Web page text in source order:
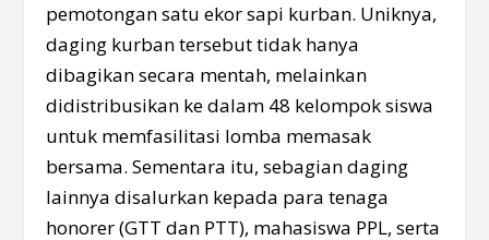
pemotongan satu ekor sapi kurban. Uniknya,
daging kurban tersebut tidak hanya
dibagikan secara mentah, melainkan
didistribusikan ke dalam 48 kelompok siswa
untuk memfasilitasi lomba memasak
bersama. Sementara itu, sebagian daging
lainnya disalurkan kepada para tenaga
honorer (GTT dan PTT), mahasiswa PPL, serta